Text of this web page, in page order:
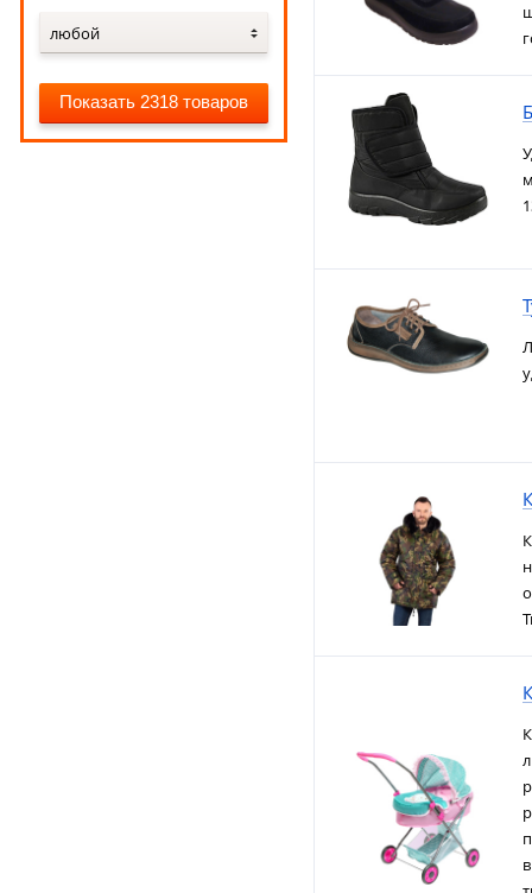
любой
Показать 2318 товаров